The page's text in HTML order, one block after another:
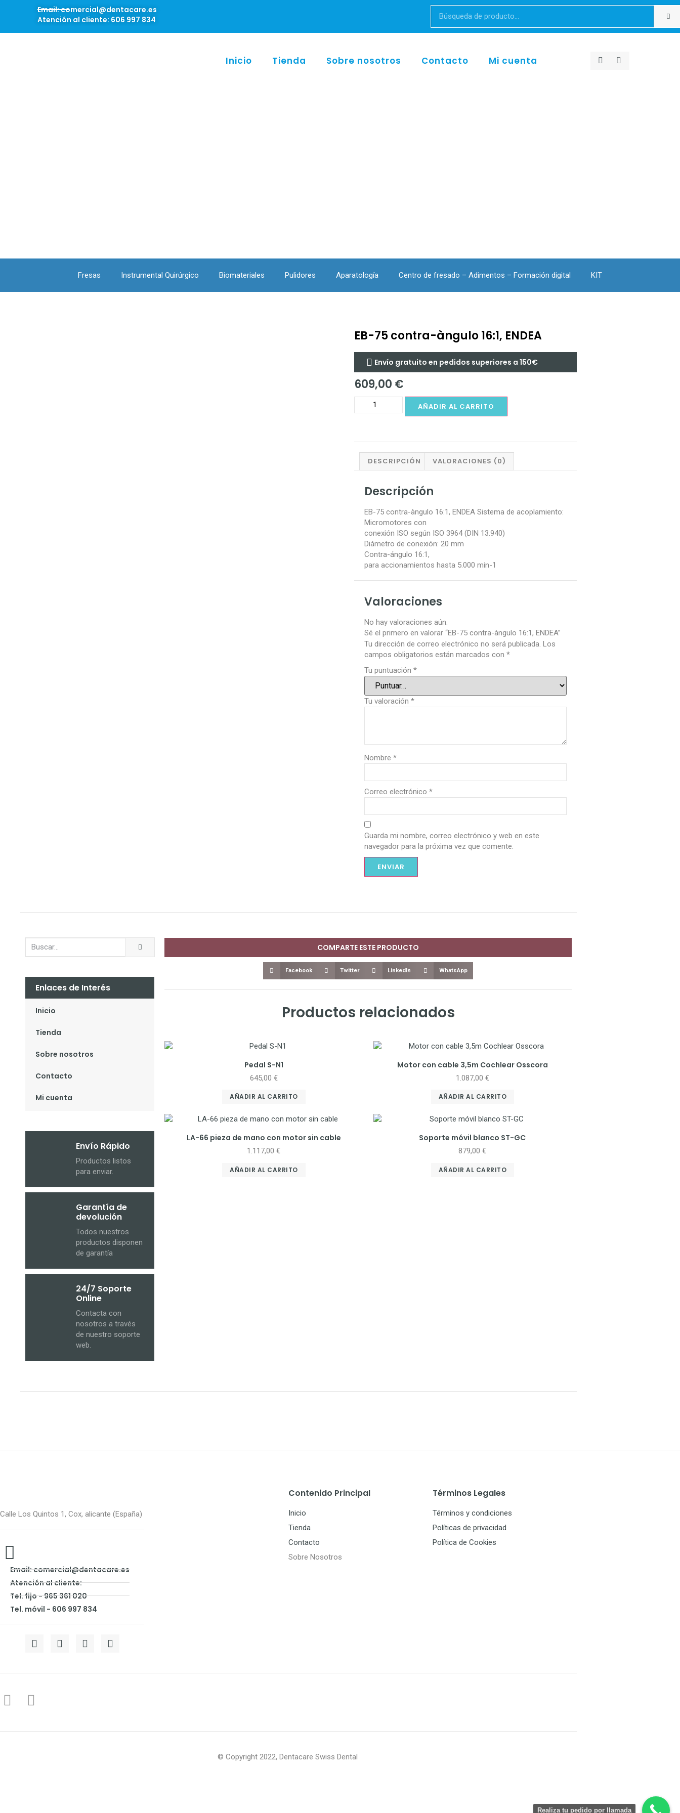
Email: comercial@dentacare.es
Atención al cliente: 606 997 834
Inicio Tienda Sobre nosotros Contacto Mi cuenta
Fresas Instrumental Quirúrgico Biomateriales Pulidores Aparatología Centro de fresado – Adimentos – Formación digital KIT
EB-75 contra-àngulo 16:1, ENDEA
Envío gratuito en pedidos superiores a 150€
609,00 €
AÑADIR AL CARRITO
DESCRIPCIÓN VALORACIONES (0)
Descripción
EB-75 contra-àngulo 16:1, ENDEA Sistema de acoplamiento:
Micromotores con
conexión ISO según ISO 3964 (DIN 13.940)
Diámetro de conexión: 20 mm
Contra-ángulo 16:1,
para accionamientos hasta 5.000 min-1
Valoraciones
No hay valoraciones aún.
Sé el primero en valorar “EB-75 contra-àngulo 16:1, ENDEA”
Tu dirección de correo electrónico no será publicada. Los
campos obligatorios están marcados con *
Tu puntuación *
Tu valoración *
Nombre *
Correo electrónico *
Guarda mi nombre, correo electrónico y web en este
navegador para la próxima vez que comente.
Enlaces de Interés
Inicio
Tienda
Sobre nosotros
Contacto
Mi cuenta
Envío Rápido
Productos listos
para enviar.
Garantía de
devolución
Todos nuestros
productos disponen
de garantía
24/7 Soporte
Online
Contacta con
nosotros a través
de nuestro soporte
web.
COMPARTE ESTE PRODUCTO
Facebook Twitter LinkedIn WhatsApp
Productos relacionados
Pedal S-N1
645,00 €
AÑADIR AL CARRITO
Motor con cable 3,5m Cochlear Osscora
1.087,00 €
AÑADIR AL CARRITO
LA-66 pieza de mano con motor sin cable
1.117,00€
AÑADIR AL CARRITO
Soporte móvil blanco ST-GC
879,00€
AÑADIR AL CARRITO
Calle Los Quintos 1, Cox, alicante (España)
Email: comercial@dentacare.es
Atención al cliente:
Tel. fijo - 965 361 020
Tel. móvil - 606 997 834
Contenido Principal
Inicio
Tienda
Contacto
Sobre Nosotros
Términos Legales
Términos y condiciones
Políticas de privacidad
Política de Cookies
© Copyright 2022, Dentacare Swiss Dental
Realiza tu pedido por llamada